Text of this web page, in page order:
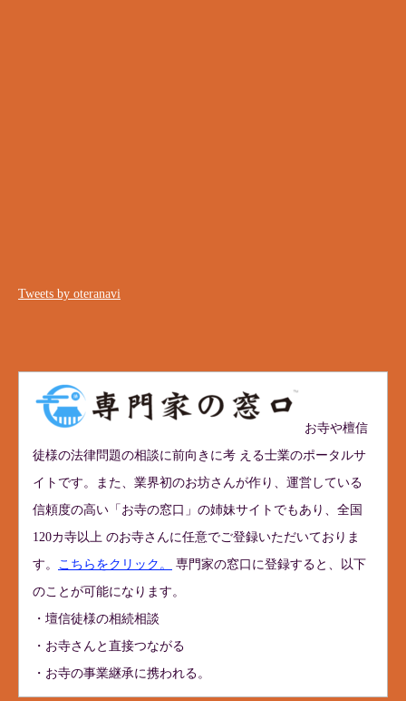
Tweets by oteranavi
お寺や檀信
徒様の法律問題の相談に前向きに考 える士業のポータルサ
イトです。また、業界初のお坊さんが作り、運営している
信頼度の高い「お寺の窓口」の姉妹サイトでもあり、全国
120カ寺以上 のお寺さんに任意でご登録いただいておりま
す。 こちらをクリック。
専門家の窓口に登録すると、以下
のことが可能になります。
・壇信徒様の相続相談
・お寺さんと直接つながる
・お寺の事業継承に携われる。